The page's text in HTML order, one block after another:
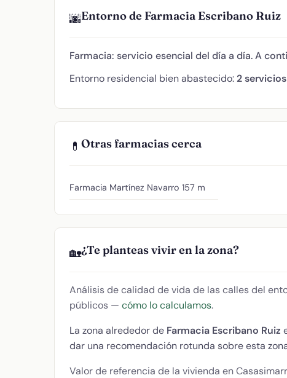
🌆Entorno de Farmacia Escribano Ruiz
Farmacia: servicio esencial del día a día. A
Entorno residencial bien abastecido: 2
💊 Otras farmacias cerca
Farmacia Martínez Navarro 157 m
🏡¿Te planteas vivir en la zona?
Análisis de calidad de vida de las calles del
públicos — cómo lo calculamos.
La zona alrededor de Farmacia Escribano Ruiz
dar una recomendación rotunda sobre esta
Valor de referencia de la vivienda en